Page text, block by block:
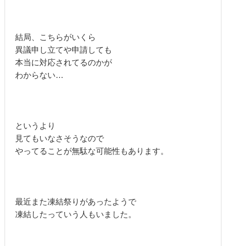
結局、こちらがいくら
異議申し立てや申請しても
本当に対応されてるのかが
わからない…
というより
見てもいなさそうなので
やってることが無駄な可能性もあります。
最近また凍結祭りがあったようで
凍結したっていう人もいました。